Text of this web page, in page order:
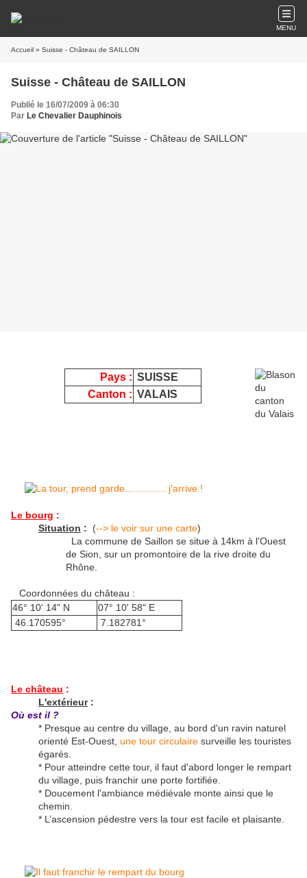
MENU
Accueil » Suisse - Château de SAILLON
Suisse - Château de SAILLON
Publié le 16/07/2009 à 06:30
Par Le Chevalier Dauphinois
Pays : SUISSE
Canton : VALAIS
Le bourg :
Situation : (--> le voir sur une carte)
La commune de Saillon se situe à 14km à l'Ouest
de Sion, sur un promontoire de la rive droite du
Rhône.
Coordonnées du château :
46° 10' 14" N
07° 10' 58" E
46.170595°
7.182781°
Le château :
L'extérieur:
Où est il ?
* Presque au centre du village, au bord d'un ravin naturel
orienté Est-Ouest, une tour circulaire surveille les touristes
égarés.
* Pour atteindre cette tour, il faut d'abord longer le rempart
du village, puis franchir une porte fortifiée.
* Doucement l'ambiance médiévale monte ainsi que le
chemin.
* L’ascension pédestre vers la tour est facile et plaisante.